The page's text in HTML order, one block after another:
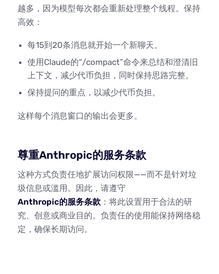
越多，因为模型每次都会重新处理整个线程。保持
高效：
每15到20条消息就开始一个新聊天。
使用Claude的“/compact”命令来总结和澄清旧
上下文，减少代币负担，同时保持思路完整。
保持提问的重点，以减少代币负担。
这样每个消息窗口的输出会更多。
尊重Anthropic的服务条款
这种方式负责任地扩展访问权限——而不是针对垃
圾信息或滥用。因此，请遵守
Anthropic的服务条款 ：将此设置用于合法的研
究、创意或商业目的。负责任的使用能保持网络稳
定，确保长期访问。